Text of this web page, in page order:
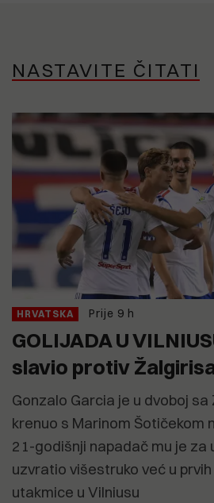
NASTAVITE ČITATI
HRVATSKA Prije 9 h
GOLIJADA U
slavio protiv
Gonzalo Garcia je u dvoboj
krenuo s Marinom Šotičekom
21-godišnji napadač mu je za
uzvratio višestruko već u
utakmice u Vilniusu